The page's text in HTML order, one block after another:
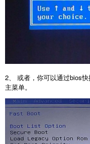
2、 或者，你可以通过bios
主菜单。